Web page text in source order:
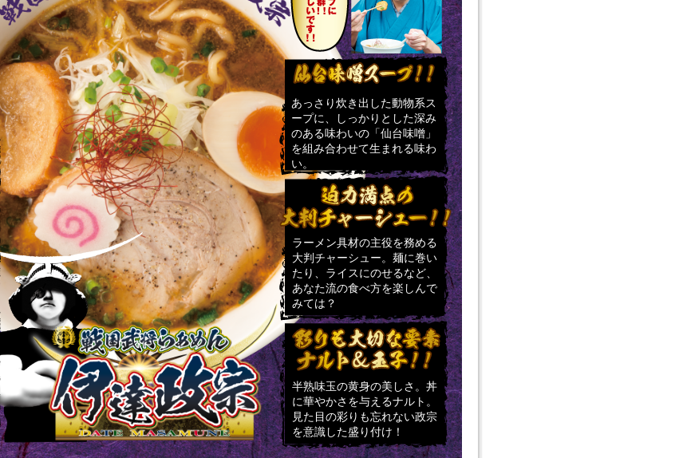
あっさり炊き出した動物系ス
ープに、しっかりとした深み
のある味わいの「仙台味噌」
を組み合わせて生まれる味わ
い。
ラーメン具材の主役を務める
大判チャーシュー。麺に巻い
たり、ライスにのせるなど、
あなた流の食べ方を楽しんで
みては？
半熟味玉の黄身の美しさ。丼
に華やかさを与えるナルト。
見た目の彩りも忘れない政宗
を意識した盛り付け！